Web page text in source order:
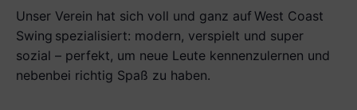
Unser Verein hat sich voll und ganz aufWest Coast
Swing spezialisiert: modern, verspielt und super
sozial – perfekt, um neue Leute kennenzulernen und
nebenbei richtig Spaß zu haben.